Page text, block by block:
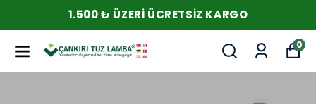
1.500 ₺ ÜZERI ÜCRETSIZ
0